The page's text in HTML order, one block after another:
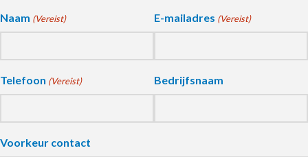
Naam (Vereist) E-mailadres (Vereist)
Telefoon (Vereist) Bedrijfsnaam
Voorkeur contact